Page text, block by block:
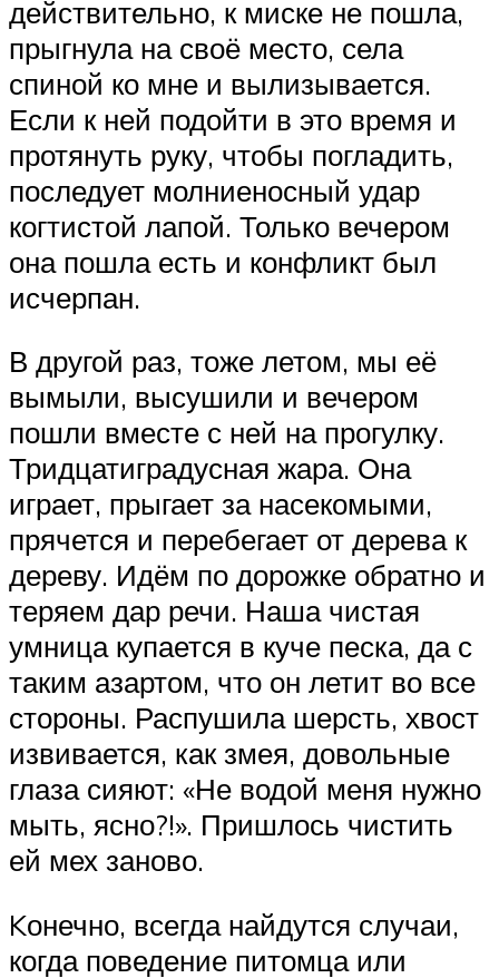
действительно, к миске не пошла,
прыгнула на своё место, села
спиной ко мне и вылизывается.
Если к ней подойти в это время и
протянуть руку, чтобы погладить,
последует молниеносный удар
когтистой лапой. Только вечером
она пошла есть и конфликт был
исчерпан.
В другой раз, тоже летом, мы её
вымыли, высушили и вечером
пошли вместе с ней на прогулку.
Тридцатиградусная жара. Она
играет, прыгает за насекомыми,
прячется и перебегает от дерева к
дереву. Идём по дорожке обратно и
теряем дар речи. Наша чистая
умница купается в куче песка, да с
таким азартом, что он летит во все
стороны. Распушила шерсть, хвост
извивается, как змея, довольные
глаза сияют: «Не водой меня нужно
мыть, ясно?!». Пришлось чистить
ей мех заново.
Kонечно, всегда найдутся случаи,
когда поведение питомца или